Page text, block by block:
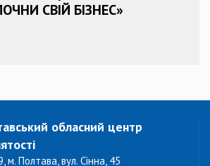
СВІЙ БІЗНЕС»
обласний центр
м. Полтава, вул. Сінна, 45